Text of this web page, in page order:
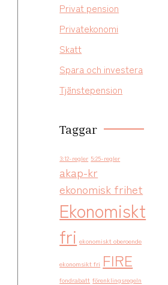
Privat pension
Privatekonomi
Skatt
Spara och investera
Tjänstepension
Taggar
3:12-regler 5:25-regler
akap-kr
ekonomisk frihet
Ekonomiskt
fri ekonomiskt oberoende
ekonomsikt fri FIRE
fondrabatt förenklingsregeln